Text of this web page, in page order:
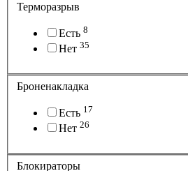
Терморазрыв
Есть 8
Нет 35
Броненакладка
Есть 17
Нет 26
Блокираторы